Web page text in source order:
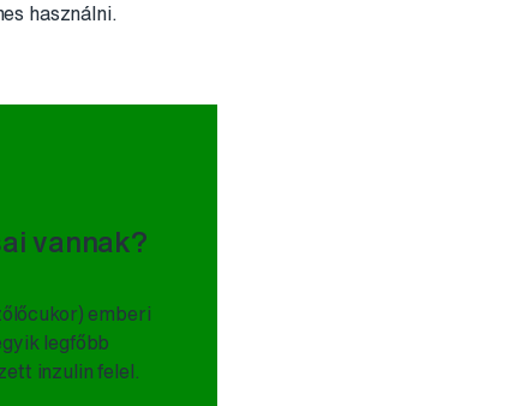
használni.
vannak?
emberi
legfőbb
inzulin felel.